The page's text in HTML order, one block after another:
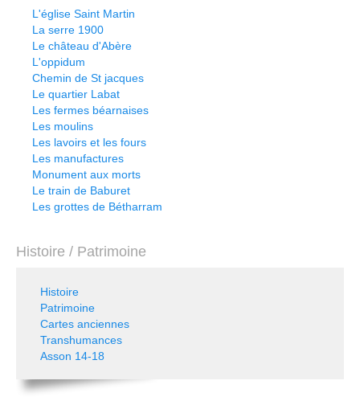
L'église Saint Martin
La serre 1900
Le château d'Abère
L'oppidum
Chemin de St jacques
Le quartier Labat
Les fermes béarnaises
Les moulins
Les lavoirs et les fours
Les manufactures
Monument aux morts
Le train de Baburet
Les grottes de Bétharram
Histoire / Patrimoine
Histoire
Patrimoine
Cartes anciennes
Transhumances
Asson 14-18